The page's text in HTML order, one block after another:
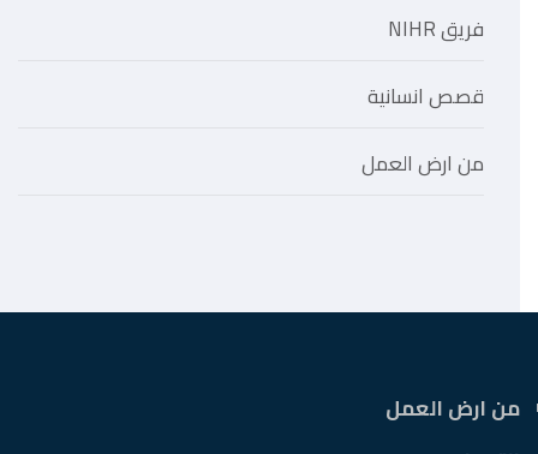
فريق NIHR
قصص انسانية
من ارض العمل
من ارض العمل